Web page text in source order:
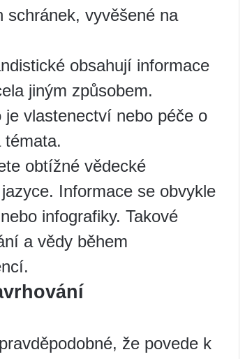
schránek, vyvěšené na
obsahují informace
jiným způsobem.
vlastenectví nebo péče o
obtížné vědecké
Informace se obvykle
infografiky. Takové
a vědy během
že povede k